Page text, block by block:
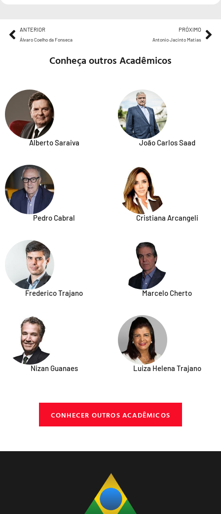
ANTERIOR
Álvaro Coelho da Fonseca
PRÓXIMO
Antonio Jacinto Matias
Conheça outros Acadêmicos
Alberto Saraiva João Carlos Saad
Pedro Cabral Cristiana Arcangeli
Frederico Trajano Marcelo Cherto
Nizan Guanaes Luiza Helena Trajano
CONHECER OUTROS ACADÊMICOS